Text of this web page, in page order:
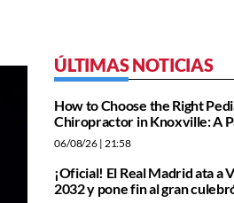
ÚLTIMAS NOTICIAS
How to Choose the Right
Chiropractor in Knoxville: A
06/08/26 | 21:58
¡Oficial! El Real Madrid ata a
2032 y pone fin al gran